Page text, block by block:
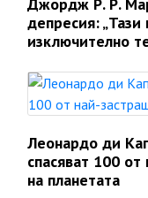
депресия:
изключително
Леонардо ди
спасяват 100
на планетата